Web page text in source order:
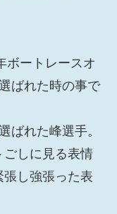
ボートレースオ
ばれた時の事で
ばれた峰選手。
ごしに見る表情
し強張った表